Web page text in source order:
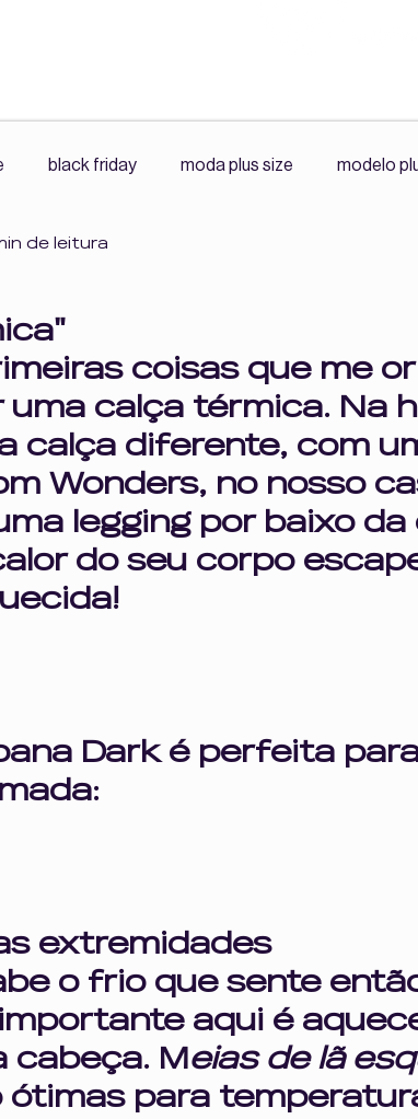
black friday moda plus size modelo
size
reais
Cultura Fitness
opressão impulsividade
mental comportamento
de leitura
coisas que me
calça térmica. Na
calça diferente, com
Wonders, no nosso
legging por baixo da
do seu corpo
Dark é perfeita
extremidades
o frio que sente
aqui é
cabeça. M eias de lã
ótimas para